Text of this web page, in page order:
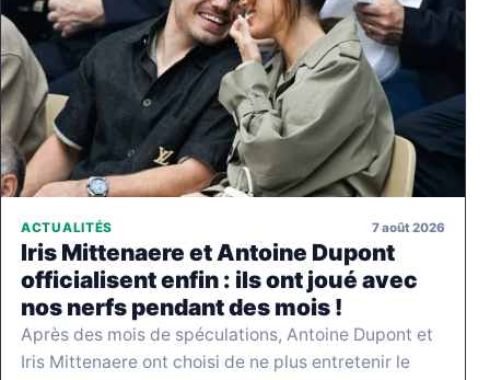
ACTUALITÉS 7 août 2026
Iris Mittenaere et Antoine Dupont
officialisent enfin : ils ont joué avec
nos nerfs pendant des mois !
Après des mois de spéculations, Antoine Dupont et
Iris Mittenaere ont choisi de ne plus entretenir le